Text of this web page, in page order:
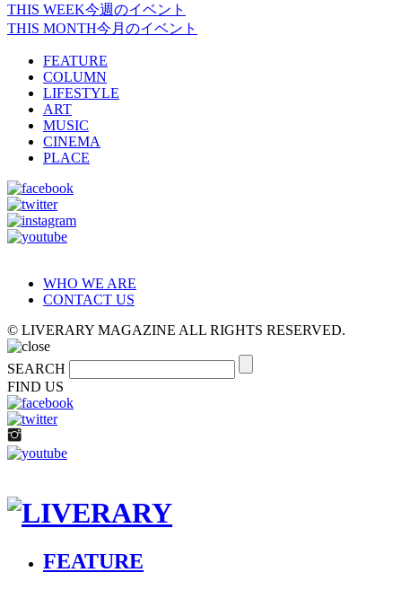
THIS WEEK今週のイベント
THIS MONTH今月のイベント
FEATURE
COLUMN
LIFESTYLE
ART
MUSIC
CINEMA
PLACE
WHO WE ARE
CONTACT US
© LIVERARY MAGAZINE ALL RIGHTS RESERVED.
SEARCH
FIND US
FEATURE